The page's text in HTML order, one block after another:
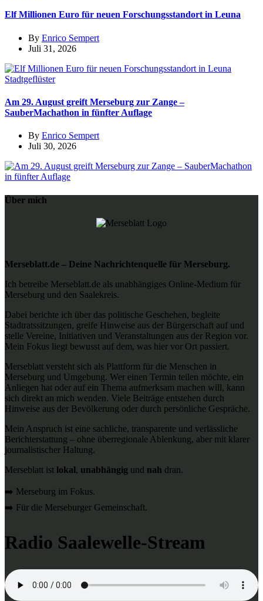
Elf Millionen Euro für neuen Forschungsstandort in Leuna
By Enrico Sempert
Juli 31, 2026
Stadtgeflüster
Am 29. August greift Merseburg zur Zange –
SauberMachathon in fünfter Auflage
By Enrico Sempert
Juli 30, 2026
Über mich
Merseblatt.de – Deine Nachrichtenquelle für Merseburg.
Ich betreibe Merseblatt.de als unabhängiges Online-Medium für
Merseburg und den Saalekreis.
Dabei berichte ich über das politische Geschehen, begleite
Stadtratssitzungen, greife Hinweise aus der Bürgerschaft auf und
stelle Vereine, Initiativen und Veranstaltungen aus der Region vor.
Mein Fokus liegt bewusst auf dem, was hier vor Ort passiert.
Merseblatt versteht sich als Plattform für die Menschen in
Merseburg und Umgebung. Wer einen Termin teilen möchte, ein
Anliegen hat oder auf ein Thema aufmerksam machen will, kann
sich direkt an mich wenden. Viele Beiträge entstehen durch
Hinweise aus der Bevölkerung oder durch persönliche Gespräche.
Mein Anspruch ist eine sachliche, transparente und verlässliche
Berichterstattung – ohne überregionale Ablenkung, aber mit klarer
journalistischer Haltung.
Merseblatt ist lokal, unabhängig und nah dran.
➡️ Merseburg im Fokus.
➡️ Für die Merseburger Gemeinschaft.
Radio Saalewelle-Stream